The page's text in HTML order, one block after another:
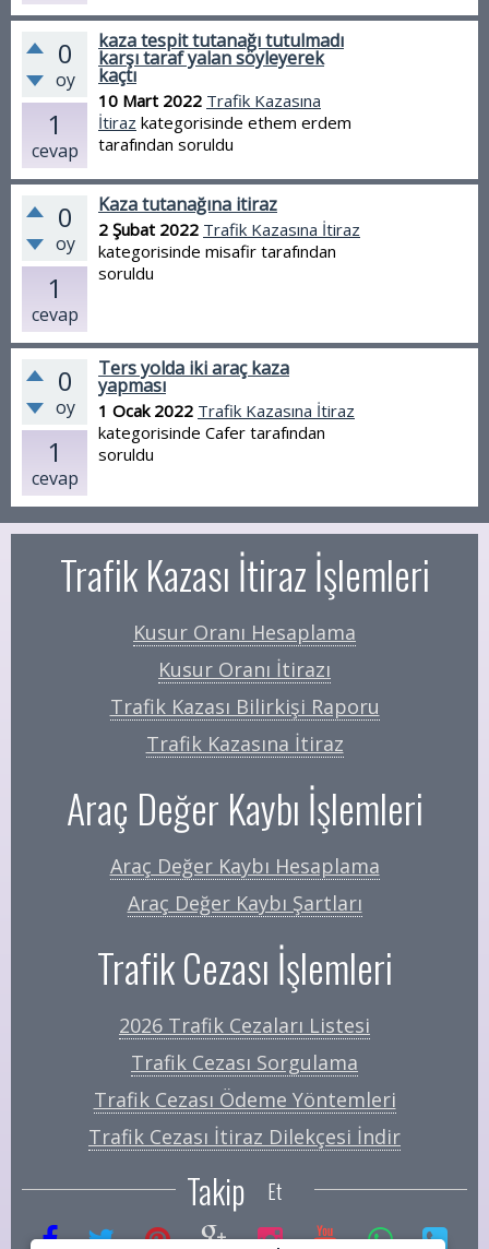
0
oy
1
cevap
kaza tespit tutanağı tutulmadı
karşı taraf yalan söyleyerek
kaçtı
10 Mart 2022 Trafik Kazasına
İtiraz kategorisinde ethem erdem
tarafından soruldu
0
oy
1
cevap
Kaza tutanağına itiraz
2 Şubat 2022 Trafik Kazasına İtiraz
kategorisinde misafir tarafından
soruldu
0
oy
1
cevap
Ters yolda iki araç kaza
yapması
1 Ocak 2022 Trafik Kazasına İtiraz
kategorisinde Cafer tarafından
soruldu
Trafik Kazası İtiraz İşlemleri
Kusur Oranı Hesaplama
Kusur Oranı İtirazı
Trafik Kazası Bilirkişi Raporu
Trafik Kazasına İtiraz
Araç Değer Kaybı İşlemleri
Araç Değer Kaybı Hesaplama
Araç Değer Kaybı Şartları
Trafik Cezası İşlemleri
2026 Trafik Cezaları Listesi
Trafik Cezası Sorgulama
Trafik Cezası Ödeme Yöntemleri
Trafik Cezası İtiraz Dilekçesi İndir
Takip Et